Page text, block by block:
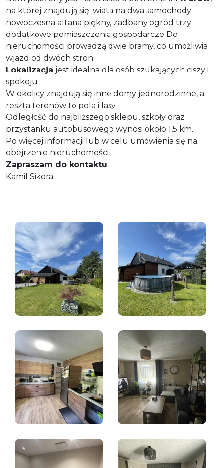
na której znajdują się: wiata na dwa samochody
nowoczesna altana piękny, zadbany ogród trzy
dodatkowe pomieszczenia gospodarcze Do
nieruchomości prowadzą dwie bramy, co umożliwia
wjazd od dwóch stron.
Lokalizacja jest idealna dla osób szukających ciszy i
spokoju.
W okolicy znajdują się inne domy jednorodzinne, a
reszta terenów to pola i lasy.
Odległość do najbliższego sklepu, szkoły oraz
przystanku autobusowego wynosi około 1,5 km.
Po więcej informacji lub w celu umówienia się na
obejrzenie nieruchomości
Zapraszam do kontaktu.
Kamil Sikora